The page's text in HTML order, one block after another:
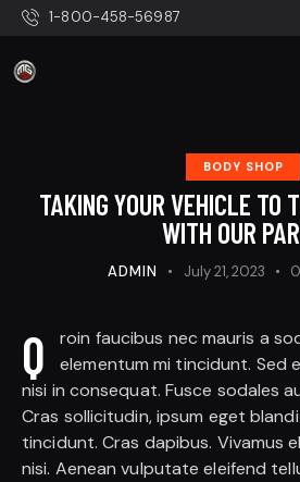
1-800-458-56987
BODY SHOP
TAKING YOUR VEHICLE TO
WITH OUR
ADMIN July 21, 2023 0
Q
roin faucibus nec mauris a
elementum mi tincidunt. Sed
nisi in consequat. Fusce sodales
Cras sollicitudin, ipsum eget
tincidunt. Cras dapibus. Vivamus
nisi. Aenean vulputate eleifend